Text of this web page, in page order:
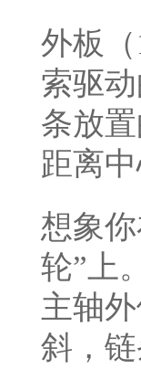
外板
索驱
条放
距离中
想象
轮”上
主轴
斜，